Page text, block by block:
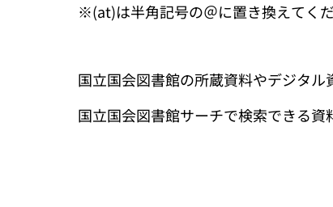
※(at)は半角記号の＠に置き換えてくだ
国立国会図書館の所蔵資料やデジタ
国立国会図書館サーチで検索できる